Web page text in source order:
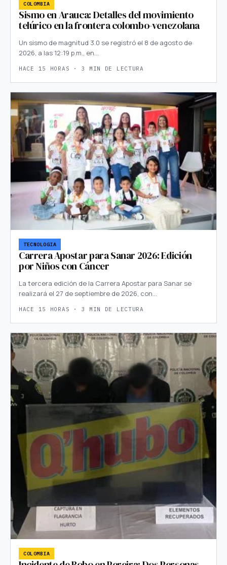
COLOMBIA
Sismo en Arauca: Detalles del movimiento
telúrico en la frontera colombo-venezolana
Un sismo de magnitud 3.0 se registró el 8 de agosto de
2026, a las 12:19 p.m., en…
HACE 15 HORAS · 3 MIN DE LECTURA
TECNOLOGIA
Carrera Apostar para Sanar 2026: Edición
por Niños con Cáncer
La tercera edición de la Carrera Apostar para Sanar se
realizará el 27 de septiembre de 2026, con…
HACE 15 HORAS · 3 MIN DE LECTURA
COLOMBIA